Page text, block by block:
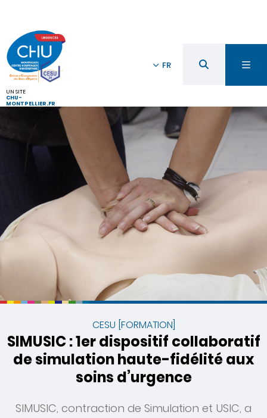
UN SITE
CHU-
MONTPELLIER.FR
FR
CESU [FORMATION]
SIMUSIC : 1er dispositif collaboratif
de simulation haute-fidélité aux
soins d’urgence
SIMUSIC, contraction de Simulation et USIC, a